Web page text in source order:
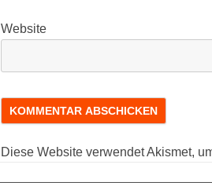
Website
Diese Website verwendet Akismet,